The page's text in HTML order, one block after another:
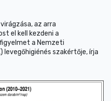
az arra
el kell kezdeni a
a Nemzeti
levegőhigiénés szakértője, írja